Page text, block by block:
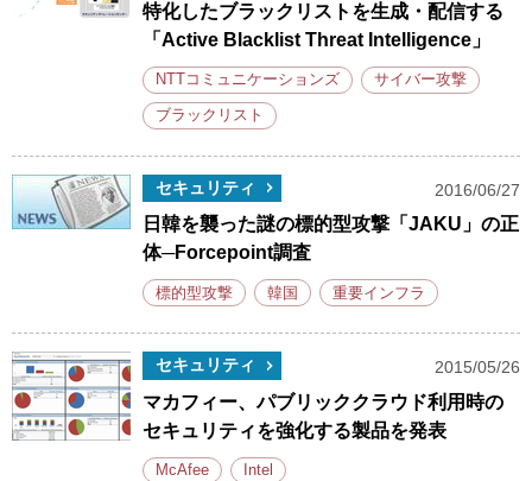
特化したブラックリストを生成・配信する
「Active Blacklist Threat Intelligence」
NTTコミュニケーションズ サイバー攻撃
ブラックリスト
セキュリティ 2016/06/27
日韓を襲った謎の標的型攻撃「JAKU」の正
体─Forcepoint調査
標的型攻撃 韓国 重要インフラ
セキュリティ 2015/05/26
マカフィー、パブリッククラウド利用時の
セキュリティを強化する製品を発表
McAfee Intel